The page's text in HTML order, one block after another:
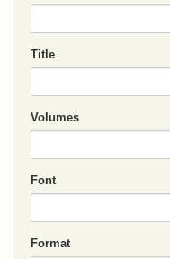
Title
Volumes
Font
Format